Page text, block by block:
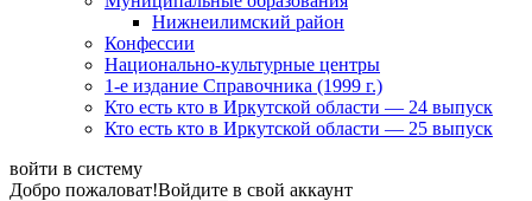
Нижнеилимский район
Конфессии
Национально-культурные центры
1-е издание Справочника (1999 г.)
Кто есть кто в Иркутской области — 24 выпуск
Кто есть кто в Иркутской области — 25 выпуск
войти в систему
Добро пожаловат!Войдите в свой аккаунт